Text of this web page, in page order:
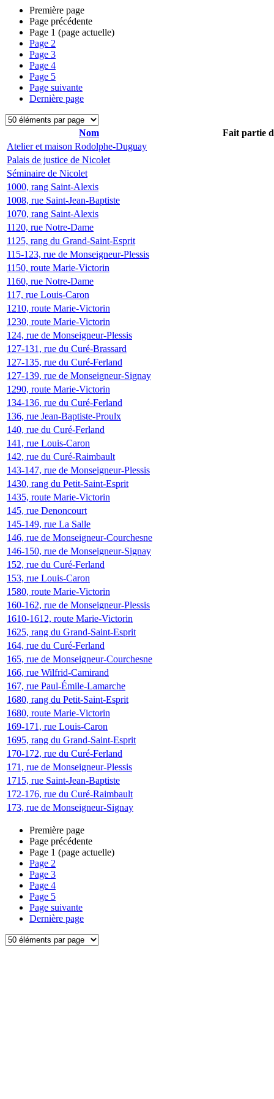
Première page
Page précédente
Page 1 (page actuelle)
Page 2
Page 3
Page 4
Page 5
Page suivante
Dernière page
Nom
Fait partie
Atelier et maison Rodolphe-Duguay
Palais de justice de Nicolet
Séminaire de Nicolet
1000, rang Saint-Alexis
1008, rue Saint-Jean-Baptiste
1070, rang Saint-Alexis
1120, rue Notre-Dame
1125, rang du Grand-Saint-Esprit
115-123, rue de Monseigneur-Plessis
1150, route Marie-Victorin
1160, rue Notre-Dame
117, rue Louis-Caron
1210, route Marie-Victorin
1230, route Marie-Victorin
124, rue de Monseigneur-Plessis
127-131, rue du Curé-Brassard
127-135, rue du Curé-Ferland
127-139, rue de Monseigneur-Signay
1290, route Marie-Victorin
134-136, rue du Curé-Ferland
136, rue Jean-Baptiste-Proulx
140, rue du Curé-Ferland
141, rue Louis-Caron
142, rue du Curé-Raimbault
143-147, rue de Monseigneur-Plessis
1430, rang du Petit-Saint-Esprit
1435, route Marie-Victorin
145, rue Denoncourt
145-149, rue La Salle
146, rue de Monseigneur-Courchesne
146-150, rue de Monseigneur-Signay
152, rue du Curé-Ferland
153, rue Louis-Caron
1580, route Marie-Victorin
160-162, rue de Monseigneur-Plessis
1610-1612, route Marie-Victorin
1625, rang du Grand-Saint-Esprit
164, rue du Curé-Ferland
165, rue de Monseigneur-Courchesne
166, rue Wilfrid-Camirand
167, rue Paul-Émile-Lamarche
1680, rang du Petit-Saint-Esprit
1680, route Marie-Victorin
169-171, rue Louis-Caron
1695, rang du Grand-Saint-Esprit
170-172, rue du Curé-Ferland
171, rue de Monseigneur-Plessis
1715, rue Saint-Jean-Baptiste
172-176, rue du Curé-Raimbault
173, rue de Monseigneur-Signay
Première page
Page précédente
Page 1 (page actuelle)
Page 2
Page 3
Page 4
Page 5
Page suivante
Dernière page